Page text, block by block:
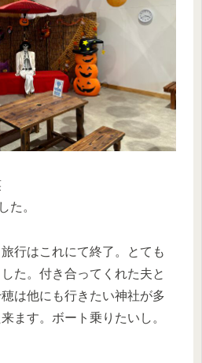
た。
行はこれにて終了。とても
た。付き合ってくれた夫と
は他にも行きたい神社が多
ます。ボート乗りたいし。